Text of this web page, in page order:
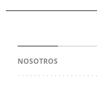
NOSOTROS